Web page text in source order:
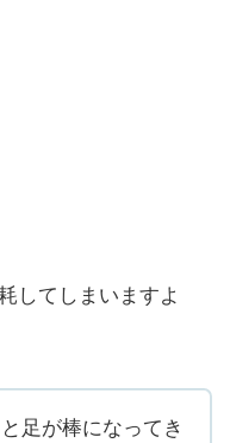
してしまいますよ
足が棒になってき